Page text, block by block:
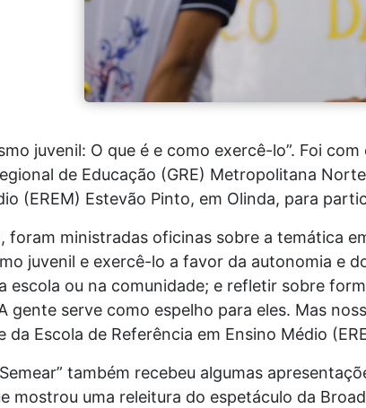
juvenil: O que é e como exercê-lo”. Foi
de Educação (GRE) Metropolitana
(EREM) Estevão Pinto, em Olinda, para
foram ministradas oficinas sobre a temática
juvenil e exercê-lo a favor da autonomia e
escola ou na comunidade; e refletir sobre
gente serve como espelho para eles. Mas
da Escola de Referência em Ensino Médio
também recebeu algumas
mostrou uma releitura do espetáculo da